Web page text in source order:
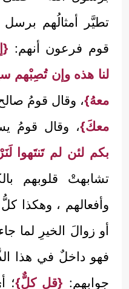
تطيَّر أمثالُهم برسل
قوم فرعون أنهم:
لنا هذه وإن تُصِبْهم
معهُ}، وقال قومُ
معكَ}، وقال قومُ
بكم لئن لم تَنتَهوا
تشابهتْ قلوبهم
وأفعالهم ،
أو زوالَ الخيرِ لما
فهو داخلٌ في هذا
جوابهم: {قل كلٌّ}؛